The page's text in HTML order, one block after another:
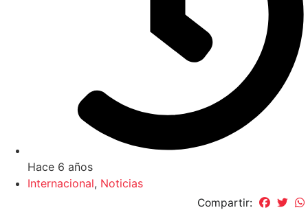
Hace 6 años
Internacional, Noticias
Compartir: